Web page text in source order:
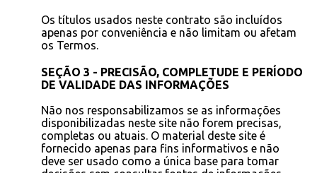
Os títulos usados neste contrato são incluídos
apenas por conveniência e não limitam ou afetam
os Termos.
SEÇÃO 3 - PRECISÃO, COMPLETUDE E PERÍODO
DE VALIDADE DAS INFORMAÇÕES
Não nos responsabilizamos se as informações
disponibilizadas neste site não forem precisas,
completas ou atuais. O material deste site é
fornecido apenas para fins informativos e não
deve ser usado como a única base para tomar